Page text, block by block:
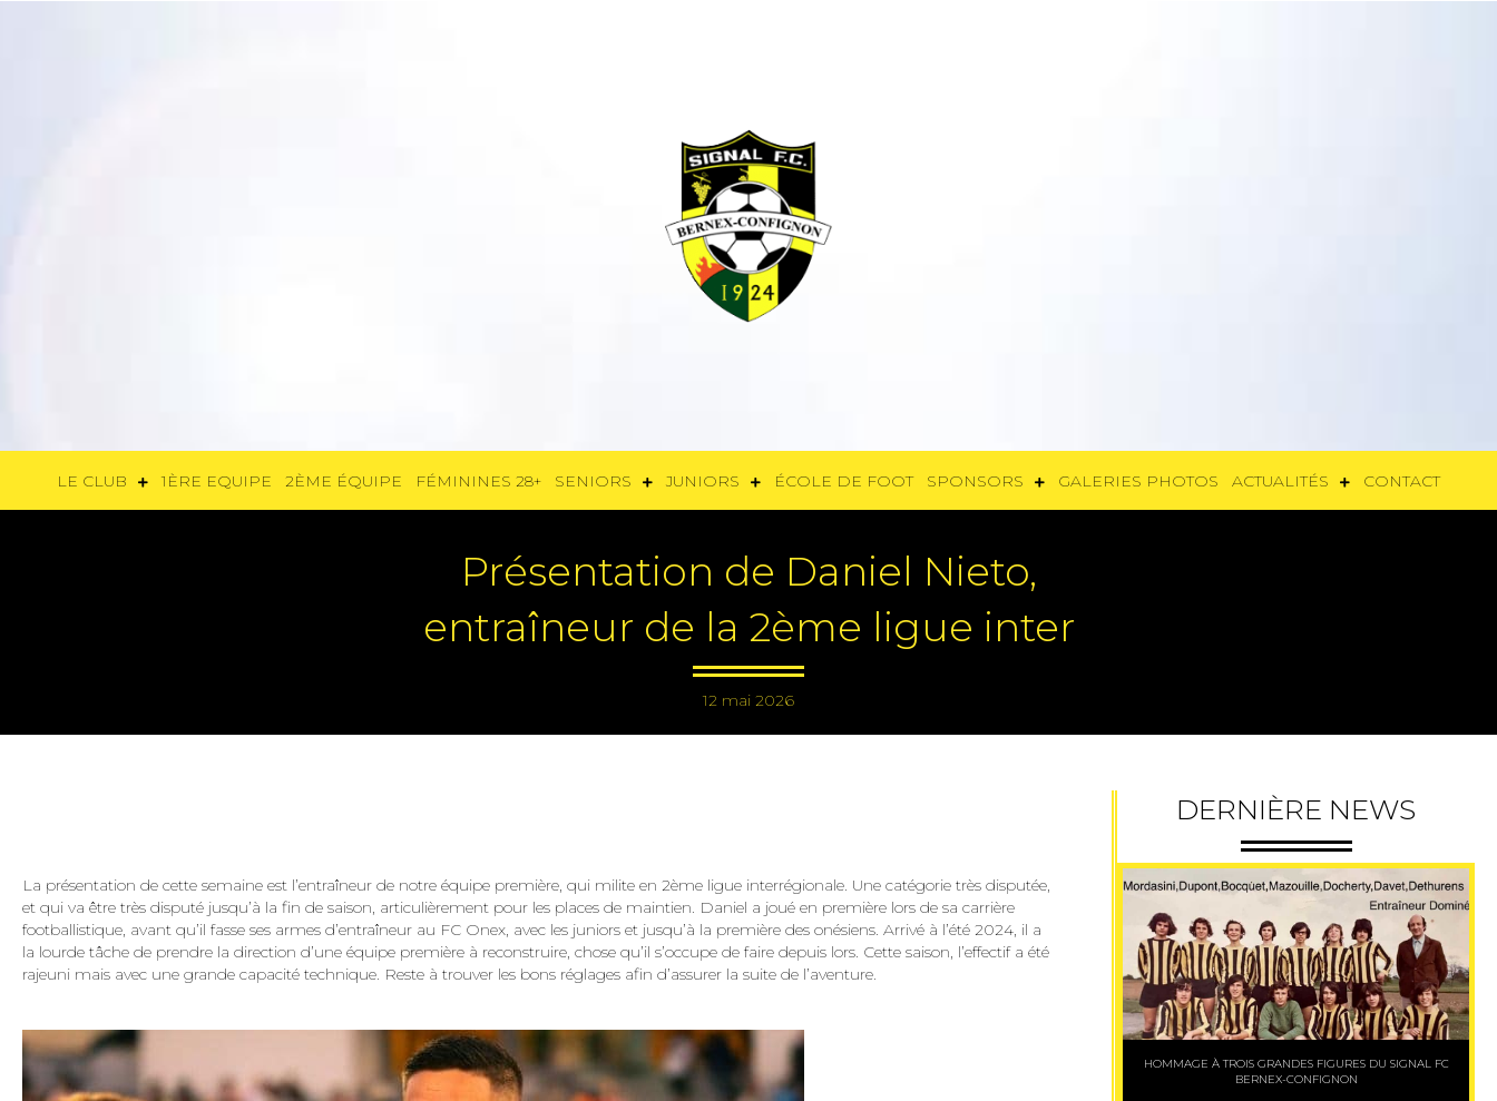
LE CLUB 1ÈRE EQUIPE 2ÈME ÉQUIPE FÉMININES 28+ SENIORS JUNIORS ÉCOLE DE FOOT SPONSORS GALERIES PHOTOS ACTUALITÉS CONTACT
Présentation de Daniel Nieto,
entraîneur de la 2ème ligue inter
12 mai 2026
La présentation de cette semaine est l’entraîneur de notre équipe première, qui milite en 2ème ligue interrégionale. Une catégorie très disputée,
et qui va être très disputé jusqu’à la fin de saison, articulièrement pour les places de maintien. Daniel a joué en première lors de sa carrière
footballistique, avant qu’il fasse ses armes d’entraîneur au FC Onex, avec les juniors et jusqu’à la première des onésiens. Arrivé à l’été 2024, il a
la lourde tâche de prendre la direction d’une équipe première à reconstruire, chose qu’il s’occupe de faire depuis lors. Cette saison, l’effectif a été
rajeuni mais avec une grande capacité technique. Reste à trouver les bons réglages afin d’assurer la suite de l’aventure.
DERNIÈRE NEWS
HOMMAGE À TROIS GRANDES FIGURES DU SIGNAL FC
BERNEX-CONFIGNON